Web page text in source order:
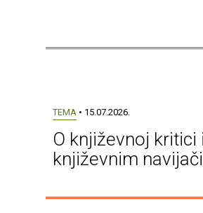
TEMA• 15.07.2026.
O književnoj kritici i
književnim